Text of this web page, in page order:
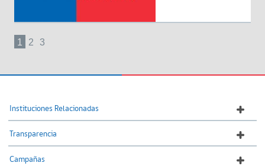
1 2 3
Instituciones Relacionadas
Transparencia
Campañas